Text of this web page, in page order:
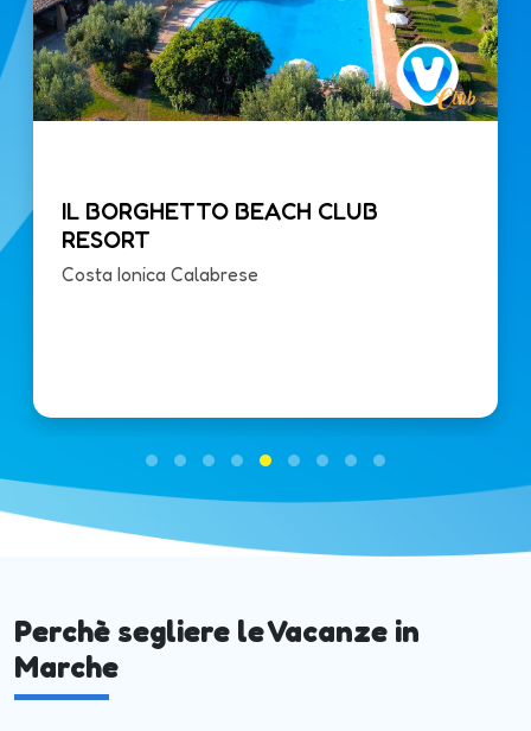
IL BORGHETTO BEACH CLUB
RESORT
Costa Ionica Calabrese
Perchè segliere le Vacanze in
Marche